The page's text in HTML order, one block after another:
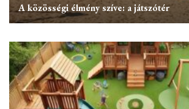
A közösségi élmény szíve: a játszótér